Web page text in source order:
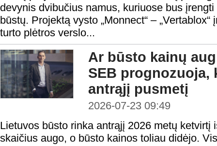
devynis dvibučius namus, kuriuose bus
būstų. Projektą vysto „Monnect“ –
turto plėtros verslo...
Ar būsto kainų
SEB prognozuoja,
antrąjį pusmetį
2026-07-23 09:49
Lietuvos būsto rinka antrąjį 2026 metų ketvirtį
skaičius augo, o būsto kainos toliau didėjo.